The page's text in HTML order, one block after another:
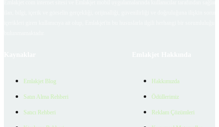
Emlakjet Blog
Satın Alma Rehberi
Satıcı Rehberi
Hakkımızda
Ödüllerimiz
Reklam Çözümleri